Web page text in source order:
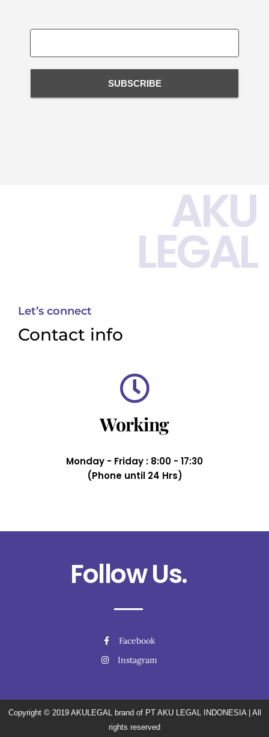
SUBSCRIBE
AKU
LEGAL
Let’s connect
Contact info
Working
Monday - Friday : 8:00 - 17:30
(Phone until 24 Hrs)
Follow Us.
Facebook
Instagram
Copyright © 2019 AKULEGAL brand of PT AKU LEGAL INDONESIA| All
rights reserved